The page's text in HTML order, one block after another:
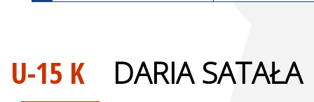
U-15 K DARIA SATAŁA